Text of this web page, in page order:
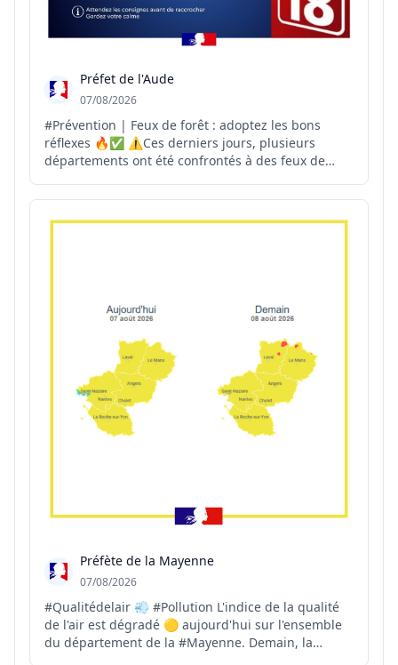
Préfet de l'Aude
07/08/2026
#Prévention | Feux de forêt : adoptez les bons
réflexes 🔥✅ ⚠️Ces derniers jours, plusieurs
départements ont été confrontés à des feux de
permettre une intervention rapide des secours.
Préfète de la Mayenne
07/08/2026
#Qualitédelair 💨 #Pollution L'indice de la qualité
de l'air est dégradé 🟡 aujourd'hui sur l'ensemble
du département de la #Mayenne. Demain, la